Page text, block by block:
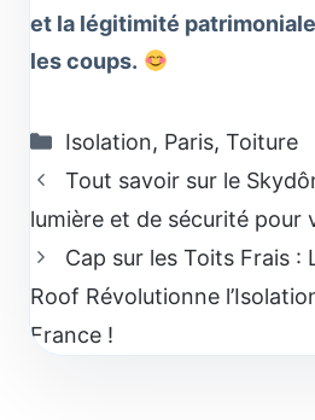
et la légitimité
les coups.
Catégories
Isolation, Paris, Toiture
Tout savoir sur le
lumière et de sécurité pour
Cap sur les Toits Frais :
Roof Révolutionne
France !